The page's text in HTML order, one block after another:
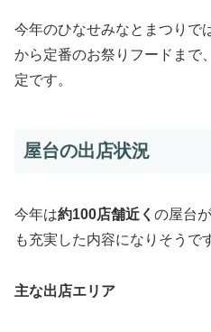
今年のひなせみなとまつりで
から定番のお祭りフードまで
定です。
屋台の出店状況
今年は約100店舗近く の屋台
も充実した内容になりそうで
主な出店エリア